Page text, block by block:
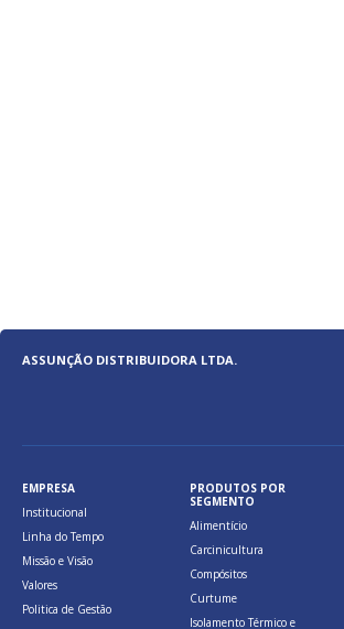
ASSUNÇÃO DISTRIBUIDORA LTDA.
EMPRESA
Institucional
Linha do Tempo
Missão e Visão
Valores
Politica de Gestão
PRODUTOS POR
SEGMENTO
Alimentício
Carcinicultura
Compósitos
Curtume
Isolamento Térmico e